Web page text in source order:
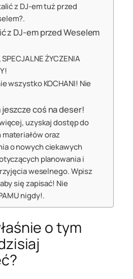
z DJ-em tuż przed
z DJ-em przed Weselem
ŻYCZENIA
wszystko KOCHANI! Nie
coś na deser!
uzyskaj dostęp do
oraz
o nowych ciekawych
planowania i
weselnego. Wpisz
się zapisać! Nie
nigdy!.
o tym